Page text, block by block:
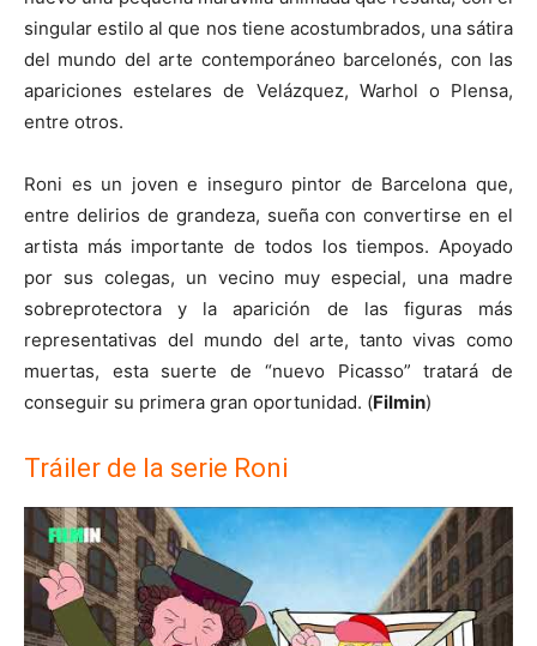
singular estilo al que nos tiene acostumbrados, una sátira
del mundo del arte contemporáneo barcelonés, con las
apariciones estelares de Velázquez, Warhol o Plensa,
entre otros.
Roni es un joven e inseguro pintor de Barcelona que,
entre delirios de grandeza, sueña con convertirse en el
artista más importante de todos los tiempos. Apoyado
por sus colegas, un vecino muy especial, una madre
sobreprotectora y la aparición de las figuras más
representativas del mundo del arte, tanto vivas como
muertas, esta suerte de “nuevo Picasso” tratará de
conseguir su primera gran oportunidad. (Filmin)
Tráiler de la serie Roni